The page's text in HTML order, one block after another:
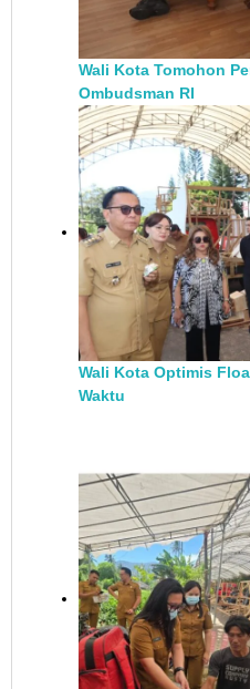
Wali Kota Tomohon
Ombudsman RI
Wali Kota Optimis
Waktu